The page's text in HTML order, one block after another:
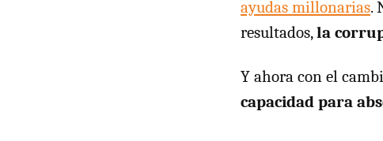
ayudas millonarias.
resultados,la
Y ahora con el
capacidad para